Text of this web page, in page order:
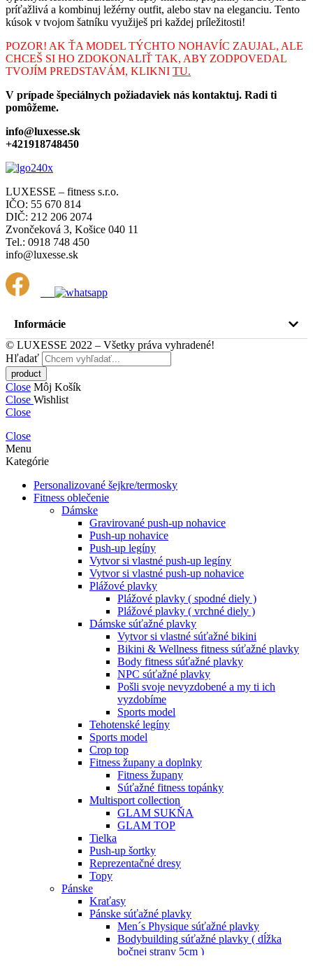
príťažlivá a kombinuj ležérny outfit, alebo stav na eleganciu. Tento
kúsok v tvojom šatníku využiješ pri každej príležitosti!
POZOR! AK ŤA MODEL TÝCHTO NOHAVÍC ZAUJAL, ALE
CHCEŠ SI HO ZDOKONALIŤ TAK, ABY ZODPOVEDAL
TVOJÍM PREDSTAVÁM, KLIKNI TU.
V prípade špeciálnych požiadaviek nás kontaktuj. Radi ti
pomôžeme.
info@luxesse.sk
+421918748450
LUXESSE – fitness s.r.o.
IČO: 55 670 814
DIČ: 212 206 2074
Zvončeková 3, Košice 040 11
Tel.: 0918 748 450
info@luxesse.sk
Informácie
© LUXESSE 2022 – Všetky práva vyhradené!
Hľadať
Close Môj Košík
Close Wishlist
Close
Close
Menu
Kategórie
Personalizované šejkre/termosky
Fitness oblečenie
Dámske
Gravirované push-up nohavice
Push-up nohavice
Push-up legíny
Vytvor si vlastné push-up legíny
Vytvor si vlastné push-up nohavice
Plážové plavky
Plážové plavky ( spodné diely )
Plážové plavky ( vrchné diely )
Dámske súťažné plavky
Vytvor si vlastné súťažné bikini
Bikini & Wellness fitness súťažné plavky
Body fitness súťažné plavky
NPC súťažné plavky
Pošli svoje nevyzdobené a my ti ich
vyzdobíme
Sports model
Tehotenské legíny
Sports model
Crop top
Fitness župany a doplnky
Fitness župany
Súťažné fitness topánky
Multisport collection
GLAM SUKŇA
GLAM TOP
Tielka
Push-up šortky
Reprezentačné dresy
Topy
Pánske
Kraťasy
Pánske súťažné plavky
Men´s Physique súťažné plavky
Bodybuilding súťažné plavky ( dĺžka
bočnej strany 5cm )